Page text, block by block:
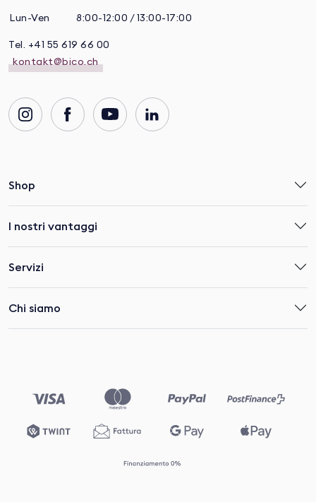
Lun-Ven 8:00-12:00 / 13:00-17:00
Tel. +41 55 619 66 00
kontakt@bico.ch
Shop
I nostri vantaggi
Servizi
Chi siamo